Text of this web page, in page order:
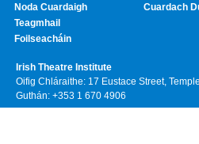
Noda Cuardaigh
Teagmhail
Foilseacháin
Cuardach
Irish Theatre Institute
Oifig Chláraithe: 17 Eustace Street,
Guthán: +353 1 670 4906